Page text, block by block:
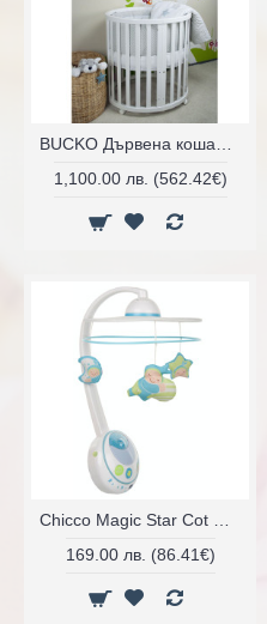
1,100.00 лв. (562.42€)
169.00 лв. (86.41€)